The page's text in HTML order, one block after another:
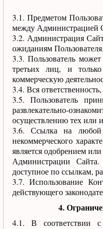
3.1. Предметом
между Администрацией
3.2. Администрация
ожиданиям Пользователя.
3.3. Пользователь
третьих лиц, и
коммерческую
3.4. Вся
3.5. Пользователь
развлекательно-
осуществлению тех или
3.6. Ссылка на любой
некоммерческого
является одобрением
Администрации
доступное по ссылкам,
3.7. Использование
действующего
4.
4.1. В соответствии с